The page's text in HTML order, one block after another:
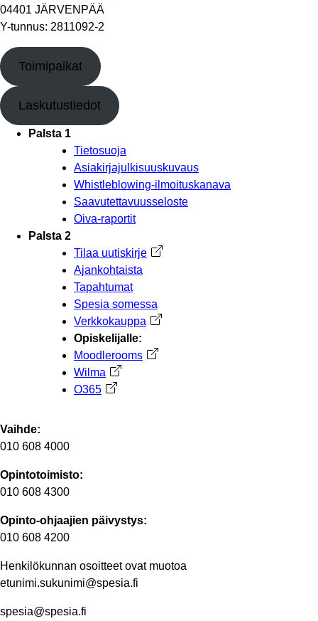
04401 JÄRVENPÄÄ
Y-tunnus: 2811092-2
Toimipaikat
Laskutustiedot
Palsta 1
Tietosuoja
Asiakirjajulkisuuskuvaus
Whistleblowing-ilmoituskanava
Saavutettavuusseloste
Oiva-raportit
Palsta 2
Tilaa uutiskirje Avautuu uuteen välilehteen
Ajankohtaista
Tapahtumat
Spesia somessa
Verkkokauppa Avautuu uuteen välilehteen
Opiskelijalle:
Moodlerooms Avautuu uuteen välilehteen
Wilma Avautuu uuteen välilehteen
O365 Avautuu uuteen välilehteen
Vaihde:
010 608 4000
Opintotoimisto:
010 608 4300
Opinto-ohjaajien päivystys:
010 608 4200
Henkilökunnan osoitteet ovat muotoa
etunimi.sukunimi@spesia.fi
spesia@spesia.fi